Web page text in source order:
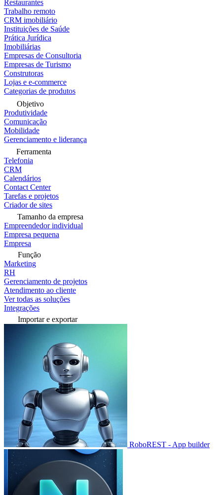
Restaurantes
Trabalho remoto
CRM imobiliário
Instituições de Saúde
Prática Jurídica
Imobiliárias
Empresas de Consultoria
Empresas de Turismo
Construtoras
Lojas e e-commerce
Categorias de produtos
Objetivo
Produtividade
Comunicação
Mobilidade
Gerenciamento e liderança
Ferramenta
Telefonia
CRM
Calendários
Contact Center
Tarefas e projetos
Criador de sites
Tamanho da empresa
Empreendedor individual
Empresa pequena
Empresa
Função
Marketing
RH
Gerenciamento de projetos
Atendimento ao cliente
Ver todas as soluções
Integrações
Importar e exportar
RoboREST - App builder